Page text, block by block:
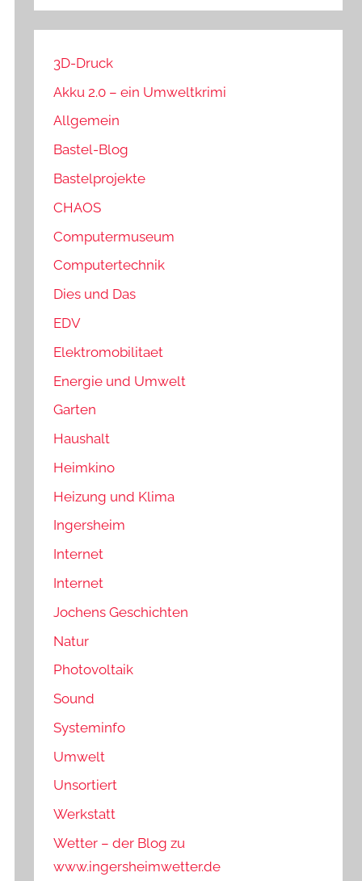
3D-Druck
Akku 2.0 – ein Umweltkrimi
Allgemein
Bastel-Blog
Bastelprojekte
CHAOS
Computermuseum
Computertechnik
Dies und Das
EDV
Elektromobilitaet
Energie und Umwelt
Garten
Haushalt
Heimkino
Heizung und Klima
Ingersheim
Internet
Internet
Jochens Geschichten
Natur
Photovoltaik
Sound
Systeminfo
Umwelt
Unsortiert
Werkstatt
Wetter – der Blog zu
www.ingersheimwetter.de